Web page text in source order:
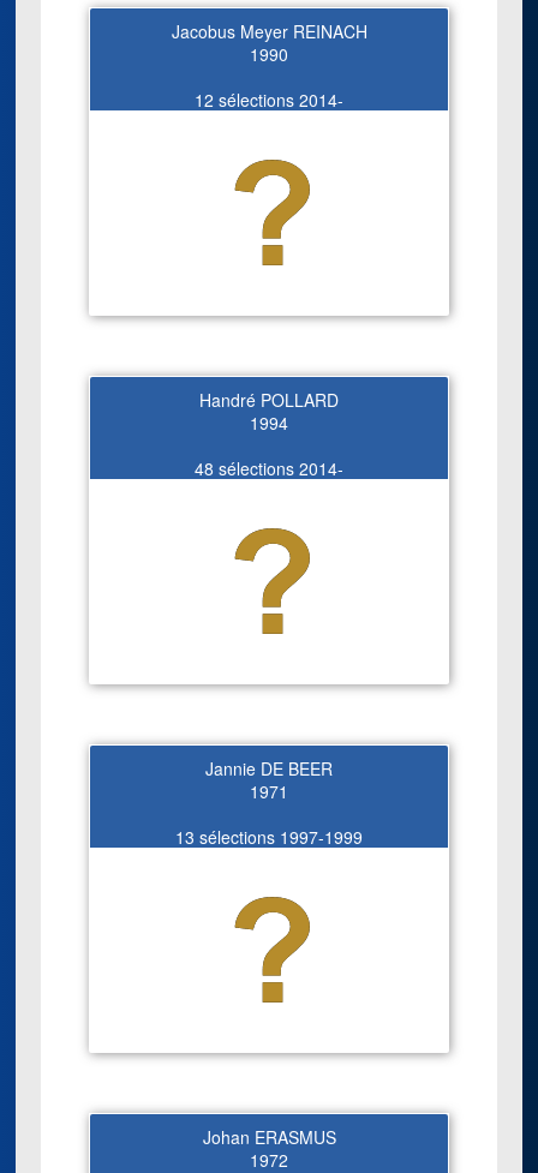
Jacobus Meyer REINACH
1990
12 sélections 2014-
Handré POLLARD
1994
48 sélections 2014-
Jannie DE BEER
1971
13 sélections 1997-1999
Johan ERASMUS
1972